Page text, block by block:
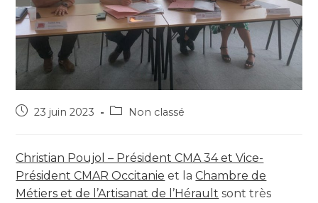
23 juin 2023 Non classé
Christian Poujol – Président CMA 34 et Vice-
Président CMAR Occitanie et laChambre de
Métiers et de l’Artisanat de l’Hérault sont très